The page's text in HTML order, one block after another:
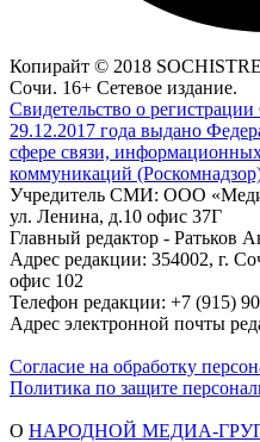
Копирайт © 2018
Сочи. 16+ Сетевое издание.
Свидетельство о
29.12.2017 года выдано
сфере связи,
коммуникаций
Учредитель СМИ: ООО
ул. Ленина, д.10 офис 37Г
Главный редактор - Ратьков
Адрес редакции: 354002, г.
офис 102
Телефон редакции: +7 (915)
Адрес электронной почты
Согласие на обработку
Политика по защите
О НАРОДНОЙ МЕДИА-